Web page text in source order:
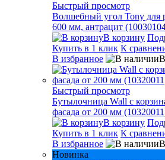
Быстрый просмотр
Волшебный угол Tony для
600 мм, антрацит
В корзину
Купить в 1 клик К
В избранное
Быстрый просмотр
Бутылочница Wall с
фасада от 200 мм
В корзину
Купить в 1 клик К
В избранное
Новинка